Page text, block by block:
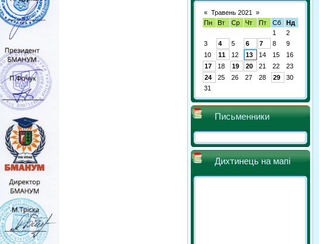
« Травень 2021
»
Пн
Вт Ср Чт Пт Сб
Нд
1
2
3
4 5 6 7 8
9
10
11 12 13 14 15
16
17
18 19 20 21 22
23
24
25 26 27 28 29
30
31
Письменники
Дихтинець на мапі